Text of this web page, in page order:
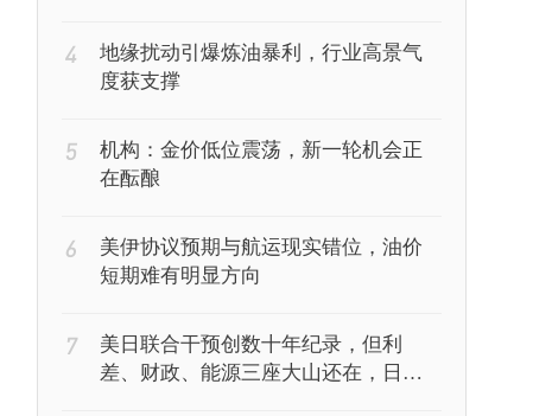
4
地缘扰动引爆炼油暴利，行业高景气
度获支撑
5
机构：金价低位震荡，新一轮机会正
在酝酿
6
美伊协议预期与航运现实错位，油价
短期难有明显方向
7
美日联合干预创数十年纪录，但利
差、财政、能源三座大山还在，日元